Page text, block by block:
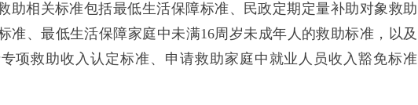
助相关标准包括最低生活保障标准、民政定期定量补助对象救助
准、最低生活保障家庭中未满16周岁未成年人的救助标准，以及
项救助收入认定标准、申请救助家庭中就业人员收入豁免标准